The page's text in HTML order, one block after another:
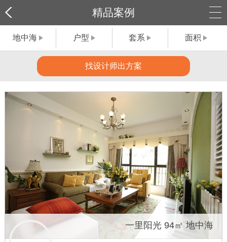
精品案例
地中海 户型 套系 面积
找设计师出方案
一里阳光 94㎡ 地中海